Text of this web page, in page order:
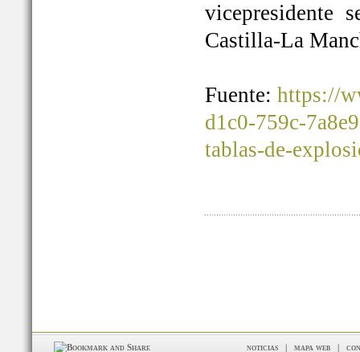
vicepresidente
Castilla-La
Fuente: https://
d1c0-759c-
tablas-de-
noticias | mapa web |